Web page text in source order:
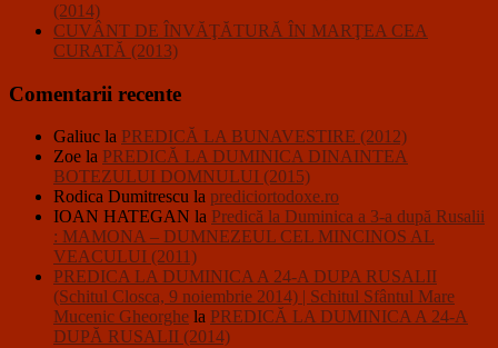
(2014)
CUVÂNT DE ÎNVĂŢĂTURĂ ÎN MARŢEA CEA
CURATĂ (2013)
Comentarii recente
Galiuc la PREDICĂ LA BUNAVESTIRE (2012)
Zoe la PREDICĂ LA DUMINICA DINAINTEA
BOTEZULUI DOMNULUI (2015)
Rodica Dumitrescu la prediciortodoxe.ro
IOAN HATEGAN la Predică la Duminica a 3-a după Rusalii
: MAMONA – DUMNEZEUL CEL MINCINOS AL
VEACULUI (2011)
PREDICA LA DUMINICA A 24-A DUPA RUSALII
(Schitul Closca, 9 noiembrie 2014) | Schitul Sfântul Mare
Mucenic Gheorghe la PREDICĂ LA DUMINICA A 24-A
DUPĂ RUSALII (2014)